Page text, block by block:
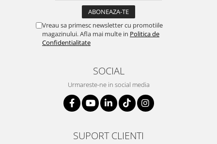
Vreau sa primesc newsletter cu promotiile
magazinului. Afla mai multe in Politica de
Confidentialitate
SOCIAL
Urmareste-ne in social media
SUPORT CLIENTI